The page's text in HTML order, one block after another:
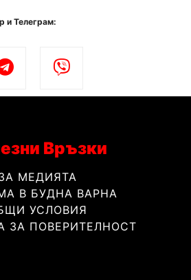
и Телеграм:
Връзки
МЕДИЯТА
В БУДНА ВАРНА
УСЛОВИЯ
ЗА ПОВЕРИТЕЛНОСТ